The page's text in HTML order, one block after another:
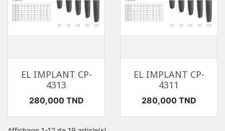
EL IMPLANT CP-
4313
Prix
280,000 TND
EL IMPLANT CP-
4311
Prix
280,000 TND